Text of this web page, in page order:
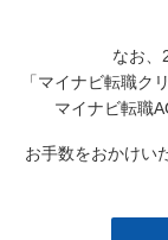
なお、
「マイナビ転職ク
マイナビ転職
お手数をおかけい